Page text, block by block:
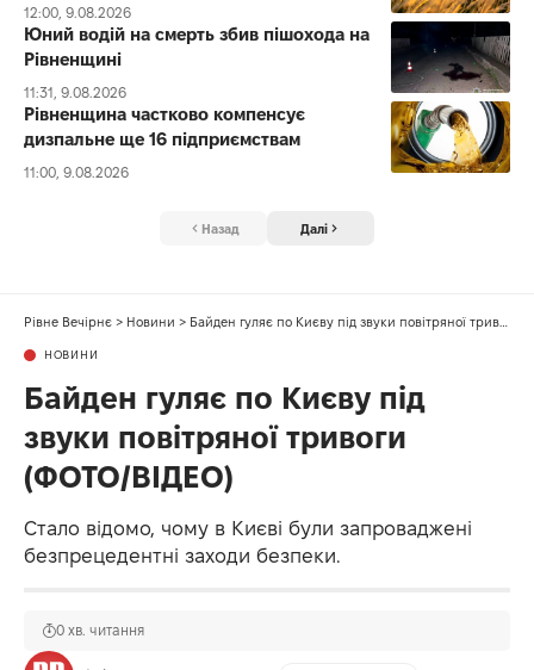
12:00, 9.08.2026
Юний водій на смерть збив пішохода на
Рівненщині
11:31, 9.08.2026
Рівненщина частково компенсує
дизпальне ще 16 підприємствам
11:00, 9.08.2026
Назад Далі
Рівне Вечірнє > Новини > Байден гуляє по Києву під звуки повітряної тривоги (ФОТО/ВІДЕО)
НОВИНИ
Байден гуляє по Києву під
звуки повітряної тривоги
(ФОТО/ВІДЕО)
Стало відомо, чому в Києві були запроваджені
безпрецедентні заходи безпеки.
0 хв. читання